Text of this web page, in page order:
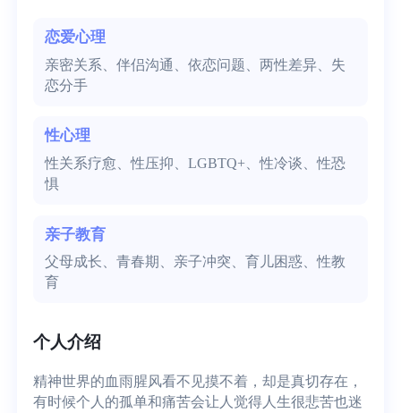
恋爱心理
亲密关系、伴侣沟通、依恋问题、两性差异、失
恋分手
性心理
性关系疗愈、性压抑、LGBTQ+、性冷谈、性恐
惧
亲子教育
父母成长、青春期、亲子冲突、育儿困惑、性教
育
个人介绍
精神世界的血雨腥风看不见摸不着，却是真切存在，
有时候个人的孤单和痛苦会让人觉得人生很悲苦也迷